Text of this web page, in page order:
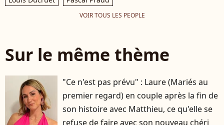
VOIR TOUS LES PEOPLE
Sur le même thème
"Ce n'est pas prévu" : Laure (Mariés au
premier regard) en couple après la fin de
son histoire avec Matthieu, ce qu'elle se
refuse de faire avec son nouveau chéri